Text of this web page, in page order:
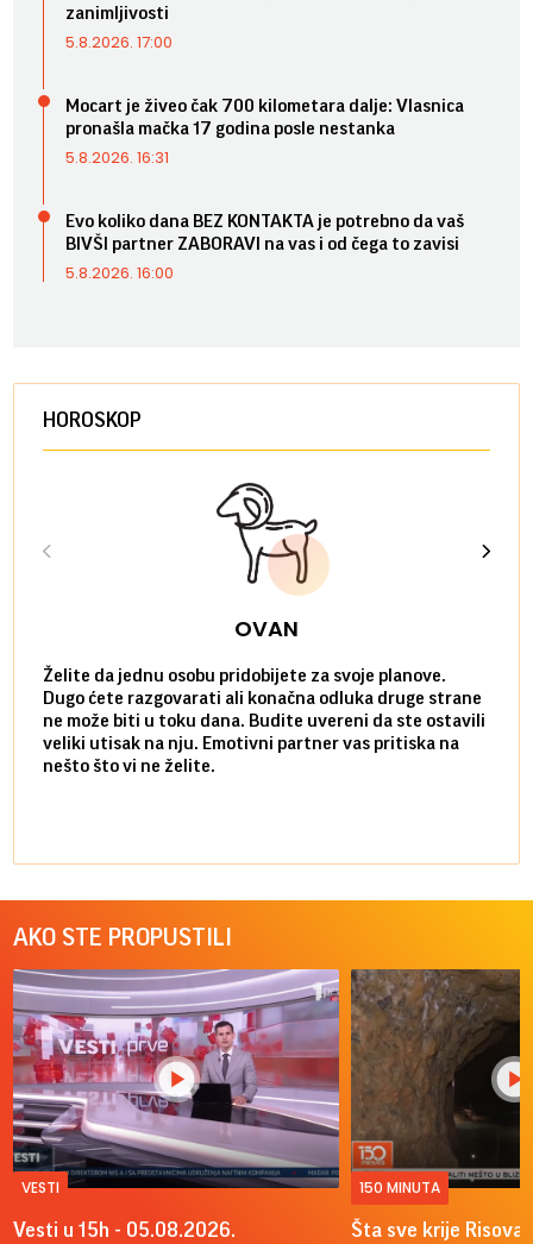
zanimljivosti
5.8.2026. 17:00
Mocart je živeo čak 700 kilometara dalje: Vlasnica
pronašla mačka 17 godina posle nestanka
5.8.2026. 16:31
Evo koliko dana BEZ KONTAKTA je potrebno da vaš
BIVŠI partner ZABORAVI na vas i od čega to zavisi
5.8.2026. 16:00
HOROSKOP
OVAN
Želite da jednu osobu pridobijete za svoje planove.
Dugo ćete razgovarati ali konačna odluka druge strane
ne može biti u toku dana. Budite uvereni da ste ostavili
veliki utisak na nju. Emotivni partner vas pritiska na
nešto što vi ne želite.
AKO STE PROPUSTILI
VESTI
Vesti u 15h - 05.08.2026.
150 MINUTA
Šta sve krije